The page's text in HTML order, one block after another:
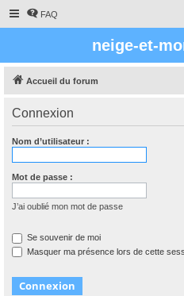
FAQ
neige-et-
Accueil du forum
Connexion
Nom d’utilisateur :
Mot de passe :
J’ai oublié mon mot de passe
Se souvenir de moi
Masquer ma présence lors de cette